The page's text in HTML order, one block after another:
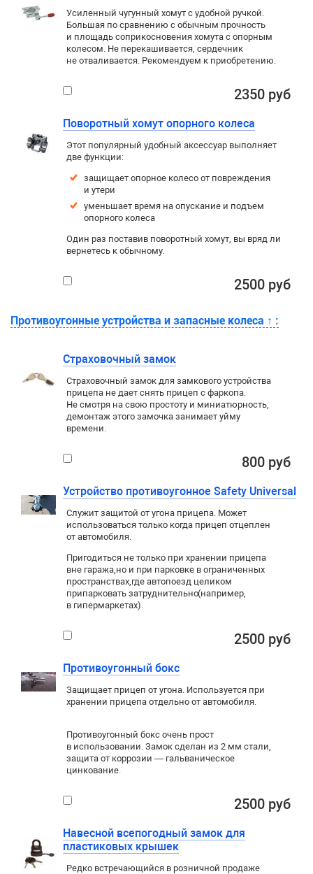
Усиленный чугунный хомут с удобной ручкой.
Большая по сравнению с обычным прочность
и площадь соприкосновения хомута с опорным
колесом. Не перекашивается, сердечник
не отваливается. Рекомендуем к приобретению.
2350 руб
Поворотный хомут опорного колеса
Этот популярный удобный аксессуар выполняет
две функции:
защищает опорное колесо от повреждения
и утери
уменьшает время на опускание и подъем
опорного колеса
Один раз поставив поворотный хомут, вы вряд ли
вернетесь к обычному.
2500 руб
Противоугонные устройства и запасные колеса ↑ :
Страховочный замок
Страховочный замок для замкового устройства
прицепа не дает снять прицеп с фаркопа.
Не смотря на свою простоту и миниатюрность,
демонтаж этого замочка занимает уйму
времени.
800 руб
Устройство противоугонное Safety Universal
Служит защитой от угона прицепа. Может
использоваться только когда прицеп отцеплен
от автомобиля.
Пригодиться не только при хранении прицепа
вне гаража,но и при парковке в ограниченных
пространствах,где автопоезд целиком
припарковать затруднительно(например,
в гипермаркетах).
2500 руб
Противоугонный бокс
Защищает прицеп от угона. Используется при
хранении прицепа отдельно от автомобиля.
Противоугонный бокс очень прост
в использовании. Замок сделан из 2 мм стали,
защита от коррозии — гальваническое
цинкование.
2500 руб
Навесной всепогодный замок для
пластиковых крышек
Редко встречающийся в розничной продаже